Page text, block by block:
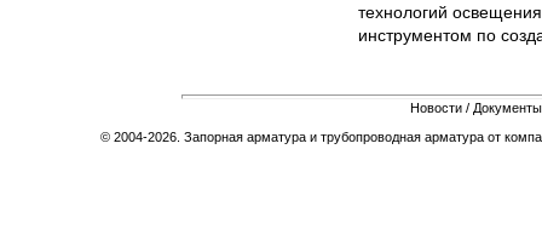
технологий
инструментом по
Новости / Документы
© 2004-2026. Запорная арматура и трубопроводная арматура от